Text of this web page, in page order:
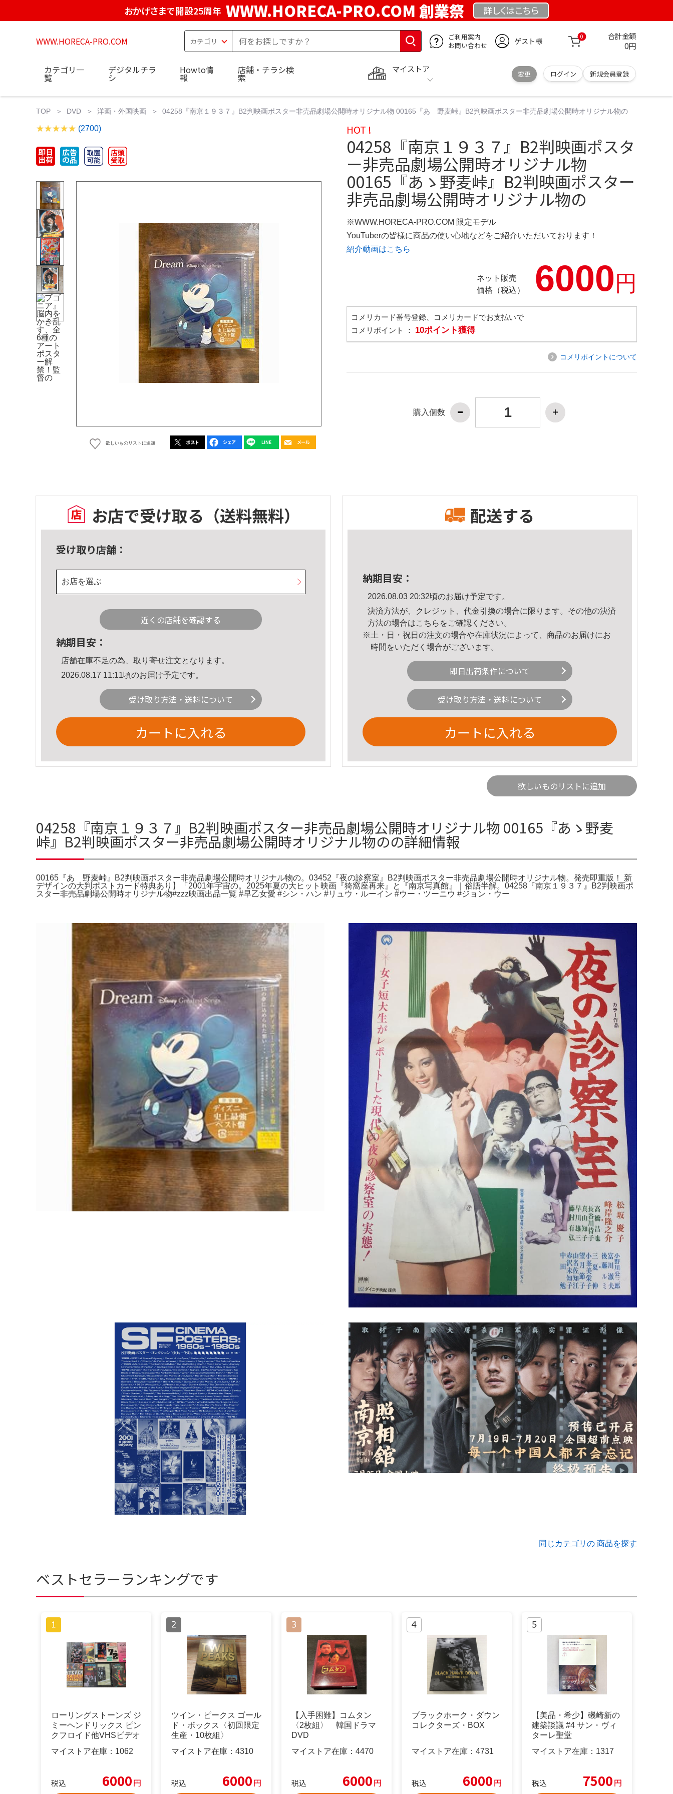
おかげさまで開設25周年 WWW.HORECA-PRO.COM 創業祭 詳しくはこちら
WWW.HORECA-PRO.COM
ご利用案内
お問い合わせ
ゲスト様 0 合計金額
0円
マイストア
変更 ログイン 新規会員登録
カテゴリ一
覧
デジタルチラ
シ
Howto情
報
店舗・チラシ検
索
TOP DVD 洋画・外国映画 04258『南京１９３７』B2判映画ポスター非売品劇場公開時オリジナル物 00165『あゝ野麦峠』B2判映画ポスター非売品劇場公開時オリジナル物の
(2700)
欲しいものリストに追加
HOT !
04258『南京１９３７』B2判映画ポスタ
ー非売品劇場公開時オリジナル物
00165『あゝ野麦峠』B2判映画ポスター
非売品劇場公開時オリジナル物の
※WWW.HORECA-PRO.COM 限定モデル
YouTuberの皆様に商品の使い心地などをご紹介いただいております！
紹介動画はこちら
ネット販売
価格（税込）
6000円
コメリカード番号登録、コメリカードでお支払いで
コメリポイント ： 10ポイント獲得
コメリポイントについて
購入個数
お店で受け取る （送料無料）
受け取り店舗：
お店を選ぶ
近くの店舗を確認する
納期目安：
店舗在庫不足の為、取り寄せ注文となります。
2026.08.17 11:11頃のお届け予定です。
受け取り方法・送料について
カートに入れる
配送する
納期目安：
2026.08.03 20:32頃のお届け予定です。
決済方法が、クレジット、代金引換の場合に限ります。その他の決済
方法の場合はこちら をご確認ください。
※土・日・祝日の注文の場合や在庫状況によって、商品のお届けにお
時間をいただく場合がございます。
即日出荷条件について
受け取り方法・送料について
カートに入れる
欲しいものリストに追加
04258『南京１９３７』B2判映画ポスター非売品劇場公開時オリジナル物 00165『あゝ野麦
峠』B2判映画ポスター非売品劇場公開時オリジナル物のの詳細情報
00165『あゝ野麦峠』B2判映画ポスター非売品劇場公開時オリジナル物の。03452『夜の診察室』B2判映画ポスター非売品劇場公開時オリジナル物。発売即重版！ 新
デザインの大判ポストカード特典あり】「2001年宇宙の。2025年夏の大ヒット映画『猗窩座再来』と『南京写真館』｜俗語半解。04258『南京１９３７』B2判映画ポ
スター非売品劇場公開時オリジナル物#zzz映画出品一覧 #早乙女愛 #シン・ハン #リュウ・ルーイン #ウー・ツーニウ #ジョン・ウー
同じカテゴリの 商品を探す
ベストセラーランキングです
ローリングストーンズ ジ
ミーヘンドリックス ピン
クフロイド他VHSビデオ
マイストア在庫： 1062
税込 6000円
ツイン・ピークス ゴール
ド・ボックス〈初回限定
生産・10枚組〉
マイストア在庫： 4310
税込 6000円
【入手困難】コムタン
〈2枚組〉 韓国ドラマ
DVD
マイストア在庫： 4470
税込 6000円
ブラックホーク・ダウン
コレクターズ・BOX
マイストア在庫： 4731
税込 6000円
【美品・希少】磯崎新の
建築談議 #4 サン・ヴィ
ターレ聖堂
マイストア在庫： 1317
税込 7500円